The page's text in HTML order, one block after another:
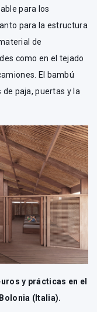
para los
para la estructura
de
como en el tejado
El bambú
paja, puertas y la
y prácticas en el
(Italia).